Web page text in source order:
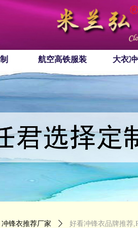
航空高铁服装 大衣
冲锋衣推荐厂家 ꄲ 好看冲锋衣品牌推荐